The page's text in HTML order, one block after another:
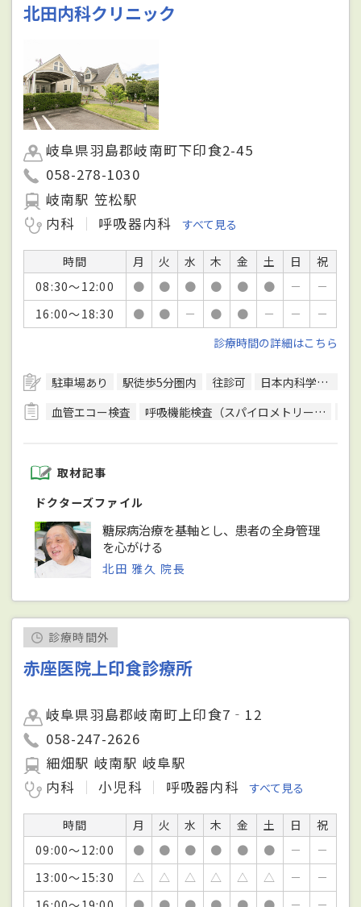
北田内科クリニック
岐阜県羽島郡岐南町下印食2-45
058-278-1030
岐南駅 笠松駅
内科
呼吸器内科 すべて見る
時間 月 火 水 木 金 土 日
祝
08:30～12:00
● ● ● ● ● ● －
－
16:00～18:30
● ● － ● ● － －
－
診療時間の詳細はこちら
駐車場あり 駅徒歩5分圏内 往診可
日本内科学会総合内科専門医
血管エコー検査
呼吸機能検査（スパイロメトリー）
取材記事
ドクターズファイル
糖尿病治療を基軸とし、患者の全身管理
を心がける
北田 雅久 院長
診療時間外
赤座医院上印食診療所
岐阜県羽島郡岐南町上印食7‐12
058-247-2626
細畑駅 岐南駅 岐阜駅
内科
小児科 呼吸器内科 すべて見る
時間 月 火 水 木 金 土 日
祝
09:00～12:00
● ● ● ● ● ● －
－
13:00～15:30
△ △ △ △ △ △ －
－